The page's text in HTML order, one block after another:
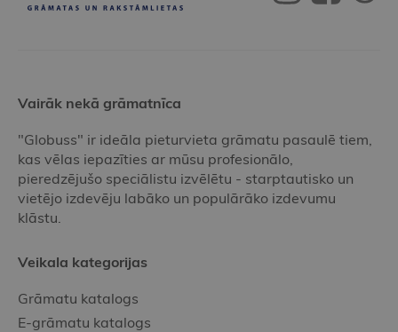
Vairāk nekā grāmatnīca
"Globuss" ir ideāla pieturvieta grāmatu pasaulē tiem,
kas vēlas iepazīties ar mūsu profesionālo,
pieredzējušo speciālistu izvēlētu - starptautisko un
vietējo izdevēju labāko un populārāko izdevumu
klāstu.
Veikala kategorijas
Grāmatu katalogs
E-grāmatu katalogs